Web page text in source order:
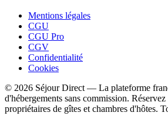
Mentions légales
CGU
CGU Pro
CGV
Confidentialité
Cookies
© 2026 Séjour Direct — La plateforme
d'hébergements sans commission.
propriétaires de gîtes et chambres d'hôtes.